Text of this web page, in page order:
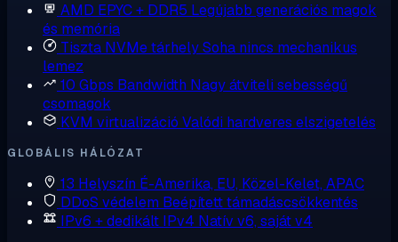
AMD EPYC + DDR5 Legújabb generációs magok
és memória
Tiszta NVMe tárhelySoha nincs mechanikus
lemez
10 Gbps Bandwidth Nagy átviteli sebességű
csomagok
KVM virtualizáció Valódi hardveres elszigetelés
GLOBÁLIS HÁLÓZAT
13 Helyszín É-Amerika, EU, Közel-Kelet, APAC
DDoS védelem Beépített támadáscsökkentés
IPv6 + dedikált IPv4 Natív v6, saját v4